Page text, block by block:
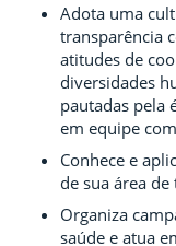
Adota uma
transparência
atitudes de
diversidades
pautadas pela
em equipe
Conhece e
de sua área
Organiza
saúde e atua